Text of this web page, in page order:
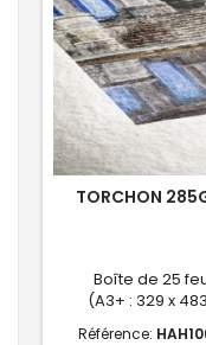
TORCHON
Boîte de 25
(A3+ : 329 x
Référence: